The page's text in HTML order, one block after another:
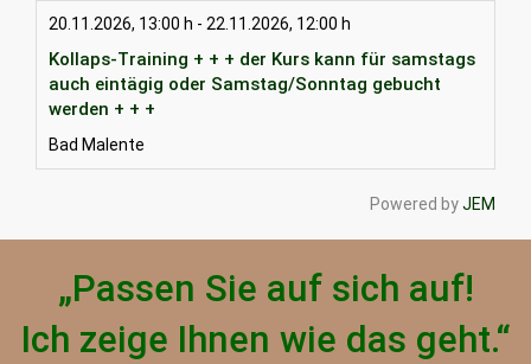
20.11.2026, 13:00 h - 22.11.2026, 12:00 h
Kollaps-Training + + + der Kurs kann für samstags
auch eintägig oder Samstag/Sonntag gebucht
werden + + +
Bad Malente
Powered byJEM
„Passen Sie auf sich auf!
Ich zeige Ihnen wie das geht.“